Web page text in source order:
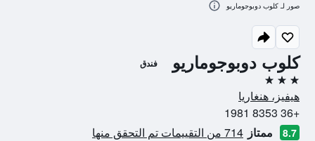
كلوب دوبوجوماريو فندق
3 نجوم
هيفيز، هنغاريا
+36 8353 1981
8.7 ممتاز 714 من التقييمات تم التحقق منها
صور لـ كلوب دوبوجوماريو